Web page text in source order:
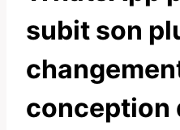
subit son
conception